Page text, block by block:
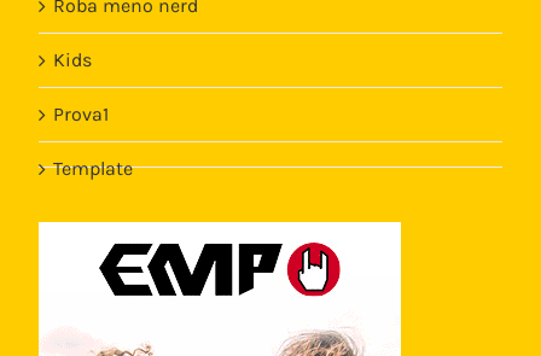
Roba meno nerd
Kids
Prova1
Template